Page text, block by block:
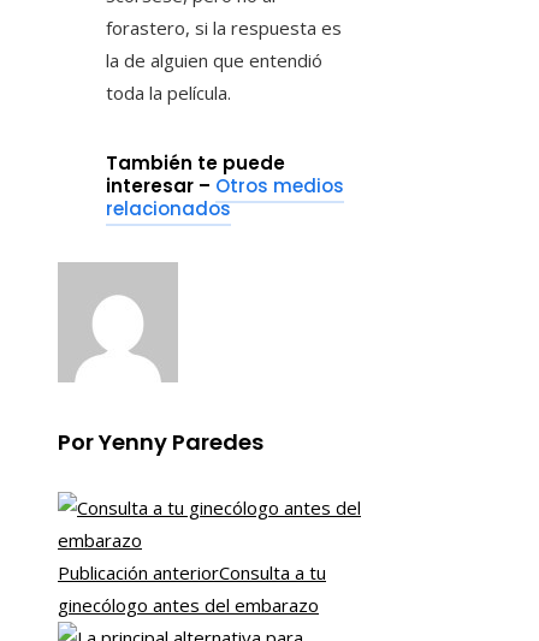
forastero, si la respuesta es
la de alguien que entendió
toda la película.
También te puede
interesar – Otros medios
relacionados
Por Yenny Paredes
Publicación anteriorConsulta a tu
ginecólogo antes del embarazo